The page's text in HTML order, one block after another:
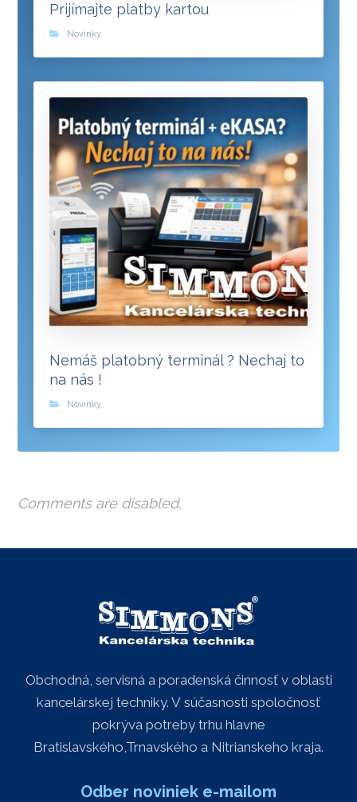
Prijímajte platby kartou
Novinky
Nemáš platobný terminál ? Nechaj to
na nás !
Novinky
Comments are disabled.
Obchodná, servisná a poradenská činnosť v oblasti
kancelárskej techniky. V súčasnosti spoločnosť
pokrýva potreby trhu hlavne
Bratislavského,Trnavského a Nitrianskeho kraja.
Odber noviniek e-mailom